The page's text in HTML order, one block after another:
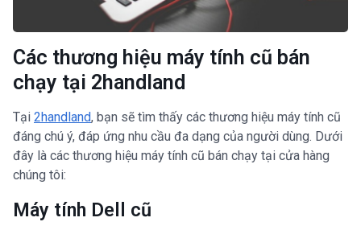
Các thương hiệu máy tính cũ bán
chạy tại 2handland
Tại 2handland, bạn sẽ tìm thấy các thương hiệu máy tính cũ
đáng chú ý, đáp ứng nhu cầu đa dạng của người dùng. Dưới
đây là các thương hiệu máy tính cũ bán chạy tại cửa hàng
chúng tôi:
Máy tính Dell cũ